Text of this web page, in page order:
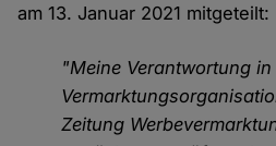
am 13. Januar 2021 mitgeteilt:
"Meine Verantwortung in
Zeitung